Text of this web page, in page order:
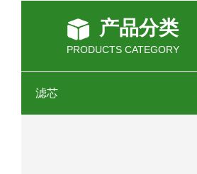
抱箍快开袋式
不锈钢正压过
不锈钢龟背过
产品分类
PRODUCTS CATEGORY
滤芯